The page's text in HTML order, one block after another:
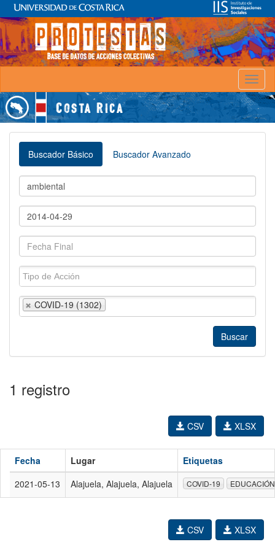
Buscador Básico Buscador Avanzado
COVID-19 (1302)
1 registro
XLSX
CSV
Fecha Lugar
Etiquetas
2021-05-13
Alajuela, Alajuela, Alajuela COVID-19 EDUCACIÓN
XLSX
CSV